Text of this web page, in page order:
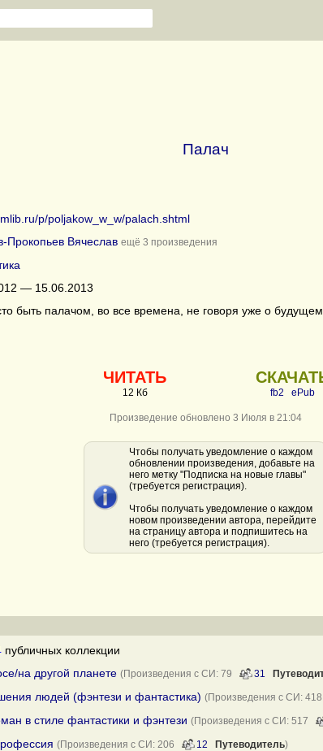
Палач
p/poljakow_w_w/palach.shtml
Прокопьев Вячеслав ещё 3 произведения
— 15.06.2013
быть палачом, во все времена, не говоря уже о
ЧИТАТЬ
12 Кб fb2 ePub
Произведение обновлено 3 Июля в 21:04
Чтобы получать уведомление о каждом
обновлении произведения, добавьте на
него метку "Подписка на новые главы"
(требуется регистрация).
Чтобы получать уведомление о каждом
новом произведении автора, перейдите
на страницу автора и подпишитесь на
него (требуется регистрация).
публичных коллекции
на другой планете (Произведения с СИ: 79 31
людей (фэнтези и фантастика) (Произведения с СИ: 418
в стиле фантастики и фэнтези (Произведения с СИ: 517
(Произведения с СИ: 206 12 Путеводитель)